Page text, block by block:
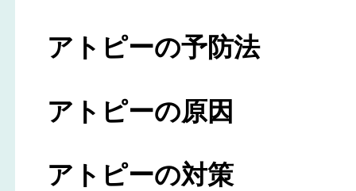
アトピーの予防法
アトピーの原因
アトピーの対策